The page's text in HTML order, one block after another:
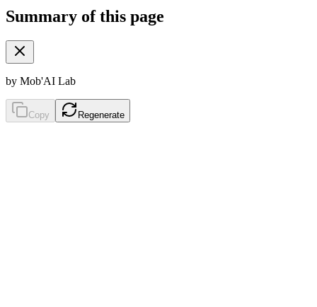
Summary of this page
by Mob'AI Lab
Copy Regenerate